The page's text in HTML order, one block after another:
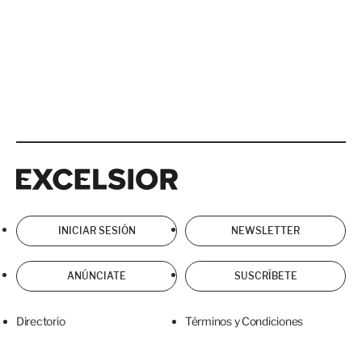
INICIAR SESIÓN NEWSLETTER
ANÚNCIATE SUSCRÍBETE
Directorio Términos y Condiciones